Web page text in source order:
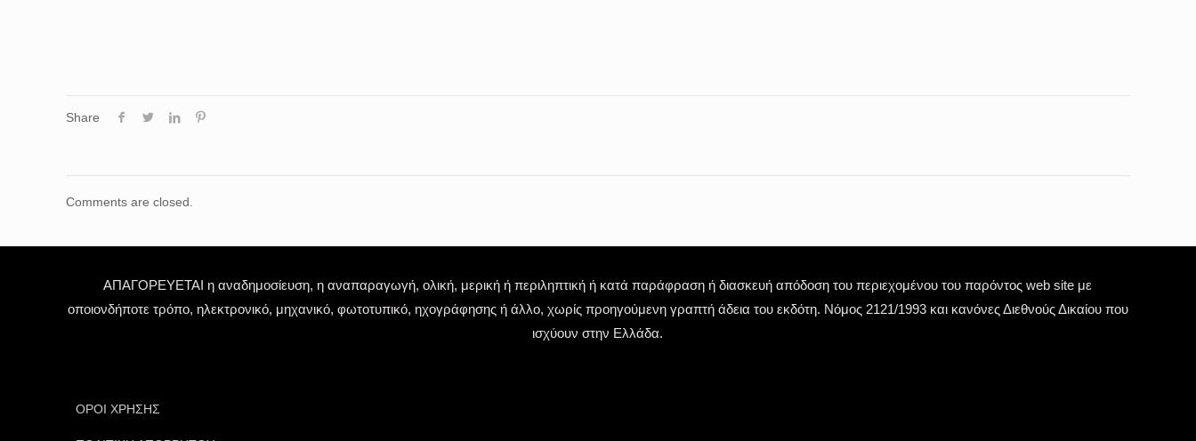
Share
Comments are closed.
ΑΠΑΓΟΡΕΥΕΤΑΙ η αναδημοσίευση, η αναπαραγωγή, ολική, μερική ή περιληπτική ή κατά παράφραση ή διασκευή απόδοση του περιεχομένου του παρόντος web site με
οποιονδήποτε τρόπο, ηλεκτρονικό, μηχανικό, φωτοτυπικό, ηχογράφησης ή άλλο, χωρίς προηγούμενη γραπτή άδεια του εκδότη. Νόμος 2121/1993 και κανόνες Διεθνούς Δικαίου που
ισχύουν στην Ελλάδα.
ΟΡΟΙ ΧΡΗΣΗΣ